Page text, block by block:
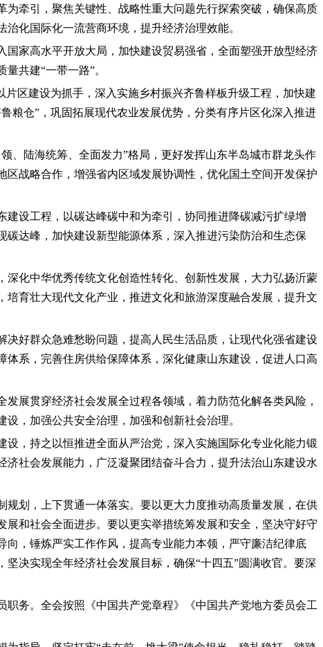
牵引，聚焦关键性、战略性重大问题先行探索突破，确保高质
化国际化一流营商环境，提升经济治理效能。
家高水平开放大局，加快建设贸易强省，全面塑强开放型经济
共建“一带一路”。
区建设为抓手，深入实施乡村振兴齐鲁样板升级工程，加快建
粮仓”，巩固拓展现代农业发展优势，分类有序片区化深入推进
、陆海统筹、全面发力”格局，更好发挥山东半岛城市群龙头作
战略合作，增强省内区域发展协调性，优化国土空间开发保护
设工程，以碳达峰碳中和为牵引，协同推进降碳减污扩绿增
达峰，加快建设新型能源体系，深入推进污染防治和生态保
化中华优秀传统文化创造性转化、创新性发展，大力弘扬沂蒙
育壮大现代文化产业，推进文化和旅游深度融合发展，提升文
好群众急难愁盼问题，提高人民生活品质，让现代化强省建设
系，完善住房供给保障体系，深化健康山东建设，促进人口高
展贯穿经济社会发展全过程各领域，着力防范化解各类风险，
，加强公共安全治理，加强和创新社会治理。
，持之以恒推进全面从严治党，深入实施国际化专业化能力锻
社会发展能力，广泛凝聚团结奋斗合力，提升法治山东建设水
划，上下贯通一体落实。要以更大力度推动高质量发展，在供
和社会全面进步。要以更实举措统筹发展和安全，坚决守好守
，锤炼严实工作作风，提高专业能力本领，严守廉洁纪律底
决实现全年经济社会发展目标，确保“十四五”圆满收官。要深
务。全会按照《中国共产党章程》《中国共产党地方委员会工